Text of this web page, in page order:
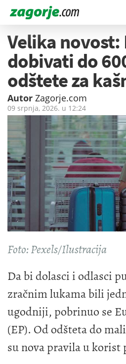
Velika novost:
dobivati do
odštete za
Autor Zagorje.com
09 srpnja, 2026. u 12:24
Foto: Pexels/Ilustracija
Da bi dolasci i odlasci
zračnim lukama bili
ugodniji, pobrinuo se
(EP). Od odšteta do
su nova pravila u korist